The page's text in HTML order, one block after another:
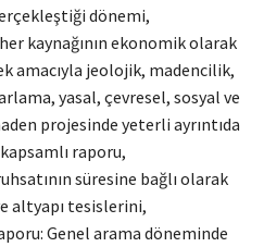
dönemi,
kaynağının ekonomik olarak
jeolojik, madencilik,
yasal, çevresel, sosyal ve
projesinde yeterli ayrıntıda
raporu,
süresine bağlı olarak
altyapı tesislerini,
Genel arama döneminde